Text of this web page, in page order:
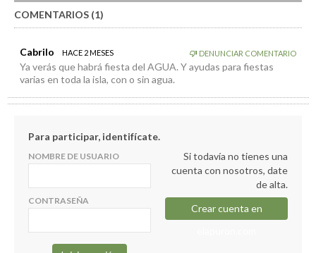
COMENTARIOS (1)
Cabrilo HACE 2 MESES DENUNCIAR COMENTARIO
Ya verás que habrá fiesta del AGUA. Y ayudas para fiestas
varias en toda la isla, con o sin agua.
Para participar, identifícate.
NOMBRE DE USUARIO
CONTRASEÑA
Si todavía no tienes una
cuenta con nosotros, date
de alta.
Crear cuenta en